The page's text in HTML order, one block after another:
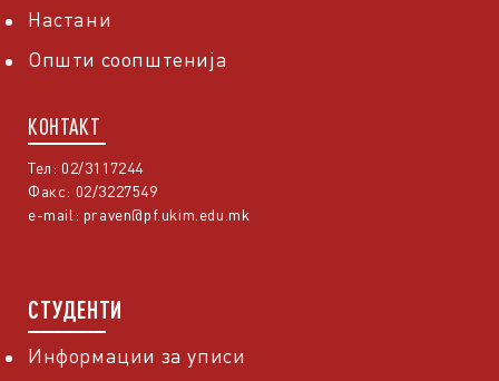
Настани
Општи соопштенија
КОНТАКТ
Тел: 02/3117244
Факс: 02/3227549
e-mail: praven@pf.ukim.edu.mk
СТУДЕНТИ
Информации за уписи